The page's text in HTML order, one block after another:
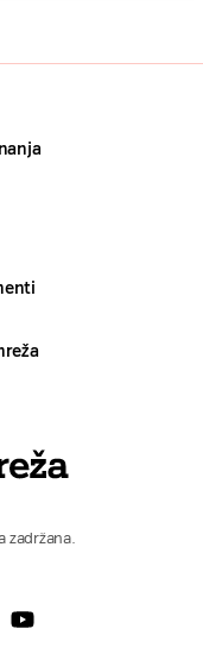
zadržana.
Youtube